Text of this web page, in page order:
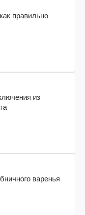
правильно
из
варенья